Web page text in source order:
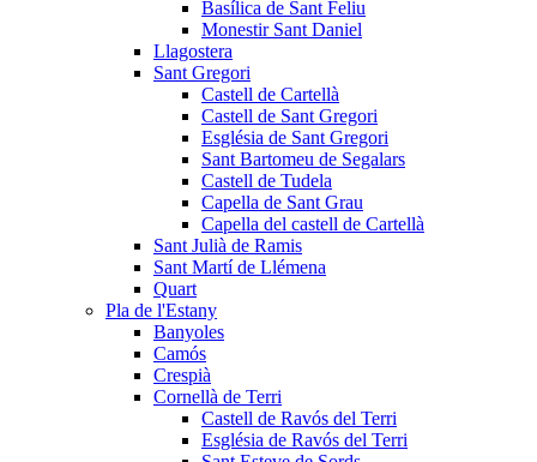
Basílica de Sant Feliu
Monestir Sant Daniel
Llagostera
Sant Gregori
Castell de Cartellà
Castell de Sant Gregori
Església de Sant Gregori
Sant Bartomeu de Segalars
Castell de Tudela
Capella de Sant Grau
Capella del castell de Cartellà
Sant Julià de Ramis
Sant Martí de Llémena
Quart
Pla de l'Estany
Banyoles
Camós
Crespià
Cornellà de Terri
Castell de Ravós del Terri
Església de Ravós del Terri